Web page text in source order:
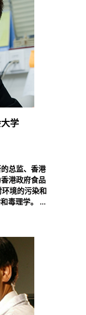
学
总监、香港
港政府食品
境的污染和
毒理学。 ...